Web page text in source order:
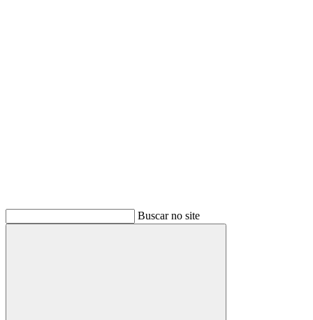
Buscar no site